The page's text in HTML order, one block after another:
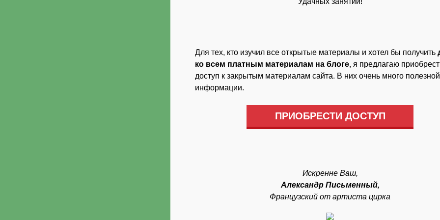
Для тех, кто изучил все открытые материалы и хотел бы получить
ко всем платным материалам на блоге, я предлагаю
доступ к закрытым материалам сайта. В них очень много полезной
информации.
ПРИОБРЕСТИ ДОСТУП
Искренне Ваш,
Александр Письменный,
Французский от артиста цирка